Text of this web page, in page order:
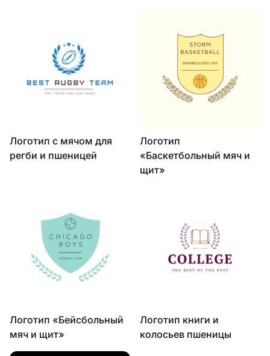
Логотип с мячом для
регби и пшеницей
Логотип
«Баскетбольный мяч и
щит»
Логотип «Бейсбольный
мяч и щит»
Логотип книги и
колосьев пшеницы